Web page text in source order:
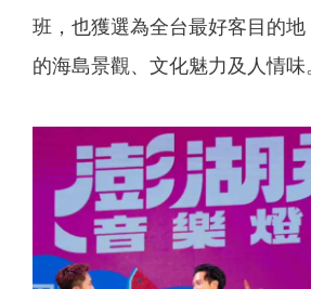
班，也獲選為全台最好客目的
的海島景觀、文化魅力及人情味